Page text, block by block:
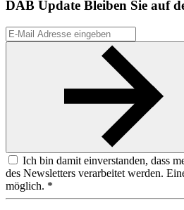
DAB Update Bleiben Sie auf
Ich bin damit einverstanden, dass
des Newsletters verarbeitet werden.
möglich. *